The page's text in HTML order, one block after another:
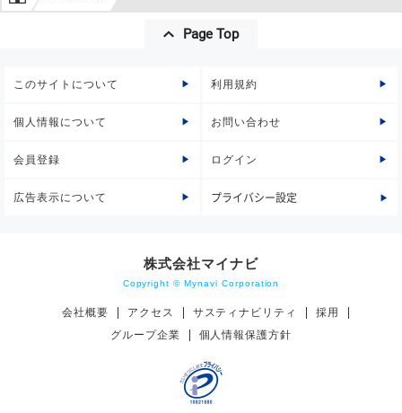
Page Top
このサイトについて 利用規約
個人情報について お問い合わせ
会員登録 ログイン
広告表示について プライバシー設定
株式会社マイナビ
Copyright © Mynavi Corporation
会社概要 アクセス サスティナビリティ
採用
グループ企業
個人情報保護方針